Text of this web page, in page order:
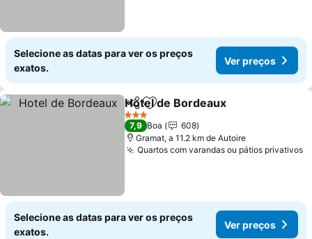
Selecione as datas para ver os preços
exatos.
Ver preços
PartilharAdicionar aos favoritos
Hotel de Bordeaux
3 Estrelas
7,9 Boa
608
Gramat, a 11.2 km de Autoire
Quartos com varandas ou pátios privativos
Selecione as datas para ver os preços
exatos.
Ver preços